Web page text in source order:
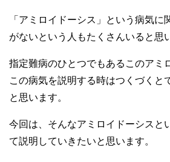
「アミロイドーシス」という病気に
がないという人もたくさんいると思
指定難病のひとつでもあるこのアミ
この病気を説明する時はつくづくと
と思います。
今回は、そんなアミロイドーシスと
て説明していきたいと思います。